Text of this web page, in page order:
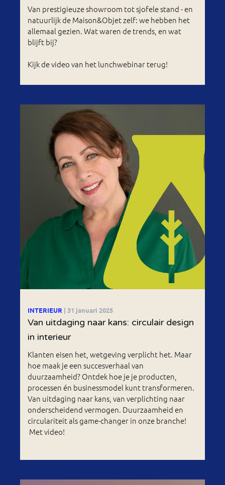
Van prestigieuze showroom tot sjofele stand - en
natuurlijk de Maison&Objet zelf: we hebben het
allemaal gezien. Wat waren de trends, en wat
blijft bij?
Kijk de video van het lunchwebinar terug!
INTERIEUR | 31 januari 2025
Van uitdaging naar kans: circulair design
in interieur
Klanten eisen het, wetgeving verplicht het. Maar
hoe maak je een succesverhaal van
duurzaamheid? Ontdek hoe je je producten,
processen én businessmodel kunt transformeren.
Van uitdaging naar kans, van verplichting naar
onderscheidend vermogen. Duurzaamheid en
circulariteit als game-changer in onze branche!
Met video!